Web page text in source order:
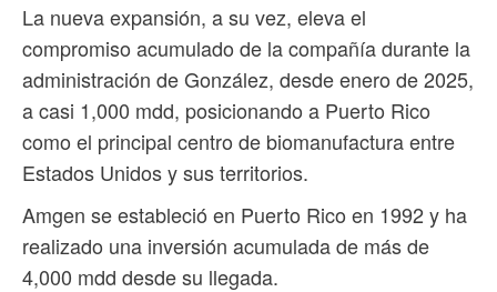
La nueva expansión, a su vez, eleva el
compromiso acumulado de la compañía durante la
administración de González, desde enero de 2025,
a casi 1,000 mdd, posicionando a Puerto Rico
como el principal centro de biomanufactura entre
Estados Unidos y sus territorios.
Amgen se estableció en Puerto Rico en 1992 y ha
realizado una inversión acumulada de más de
4,000 mdd desde su llegada.